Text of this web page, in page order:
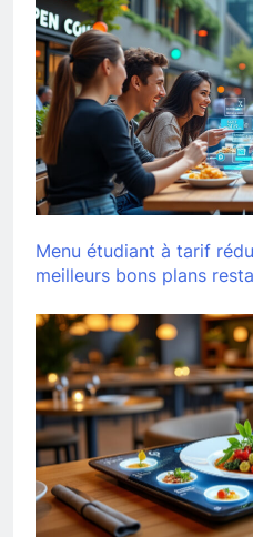
Menu étudiant à tarif
meilleurs bons plans